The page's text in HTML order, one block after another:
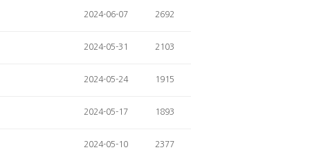
2024-06-07 2692
2024-05-31 2103
2024-05-24 1915
2024-05-17 1893
2024-05-10 2377